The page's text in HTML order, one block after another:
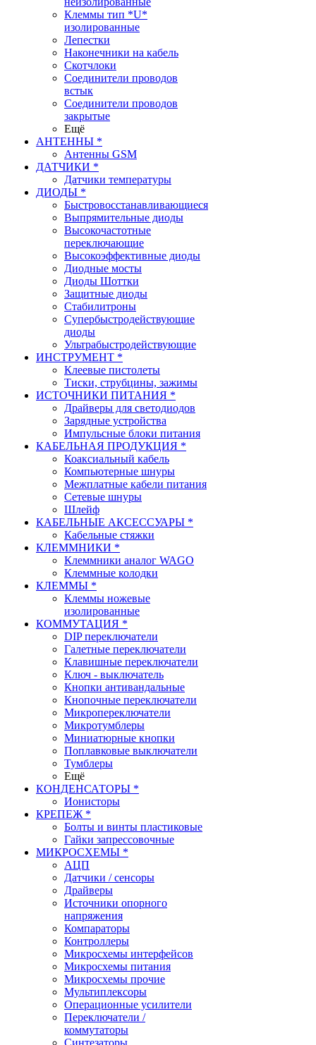
Клеммы тип *U*
изолированные
Лепестки
Наконечники на кабель
Скотчлоки
Соединители проводов
встык
Соединители проводов
закрытые
Ещё
АНТЕННЫ *
Антенны GSM
ДАТЧИКИ *
Датчики температуры
ДИОДЫ *
Быстровосстанавливающиеся
Выпрямительные диоды
Высокочастотные
переключающие
Высокоэффективные диоды
Диодные мосты
Диоды Шоттки
Защитные диоды
Стабилитроны
Супербыстродействующие
диоды
Ультрабыстродействующие
ИНСТРУМЕНТ *
Клеевые пистолеты
Тиски, струбцины, зажимы
ИСТОЧНИКИ ПИТАНИЯ *
Драйверы для светодиодов
Зарядные устройства
Импульсные блоки питания
КАБЕЛЬНАЯ ПРОДУКЦИЯ *
Коаксиальный кабель
Компьютерные шнуры
Межплатные кабели питания
Сетевые шнуры
Шлейф
КАБЕЛЬНЫЕ АКСЕССУАРЫ *
Кабельные стяжки
КЛЕММНИКИ *
Клеммники аналог WAGO
Клеммные колодки
КЛЕММЫ *
Клеммы ножевые
изолированные
КОММУТАЦИЯ *
DIP переключатели
Галетные переключатели
Клавишные переключатели
Ключ - выключатель
Кнопки антивандальные
Кнопочные переключатели
Микропереключатели
Микротумблеры
Миниатюрные кнопки
Поплавковые выключатели
Тумблеры
Ещё
КОНДЕНСАТОРЫ *
Ионисторы
КРЕПЕЖ *
Болты и винты пластиковые
Гайки запрессовочные
МИКРОСХЕМЫ *
АЦП
Датчики / сенсоры
Драйверы
Источники опорного
напряжения
Компараторы
Контроллеры
Микросхемы интерфейсов
Микросхемы питания
Микросхемы прочие
Мультиплексоры
Операционные усилители
Переключатели /
коммутаторы
Синтезаторы